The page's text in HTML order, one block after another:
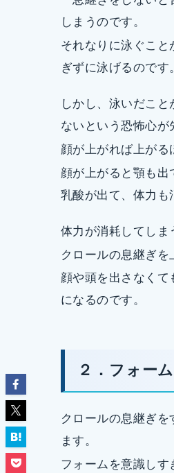
しまうのです。
それなりに泳ぐこ
ぎずに泳げるのです
しかし、泳いだこ
ないという恐怖心が
顔が上がれば上がる
顔が上がると顎も
乳酸が出て、体力も
体力が消耗してしま
クロールの息継ぎを
顔や頭を出さなくて
になるのです。
２．フォー
クロールの息継ぎ
ます。
フォームを意識し